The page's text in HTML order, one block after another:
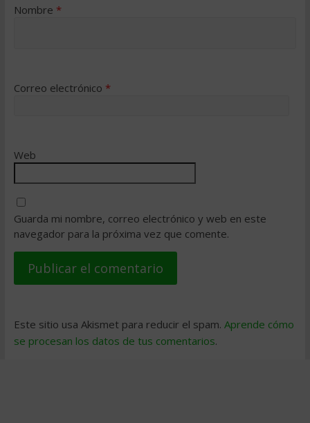
Nombre *
Correo electrónico *
Web
Guarda mi nombre, correo electrónico y web en este
navegador para la próxima vez que comente.
Este sitio usa Akismet para reducir el spam. Aprende cómo
se procesan los datos de tus comentarios.